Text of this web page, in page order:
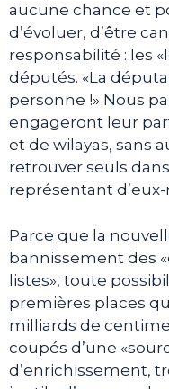
aucune chance et
d’évoluer, d’être
responsabilité : les
députés. «La
personne !» Nous
engageront leur
et de wilayas, sans
retrouver seuls
représentant
Parce que la
bannissement des
listes», toute
premières places
milliards de
coupés d’une
d’enrichissement,